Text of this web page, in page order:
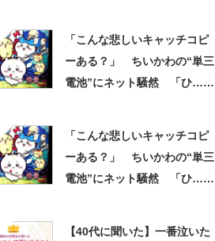
「こんな悲しいキャッチコピ
ーある？」 ちいかわの“単三
電池”にネット騒然 「ひ…人
「こんな悲しいキャッチコピ
ーある？」 ちいかわの“単三
電池”にネット騒然 「ひ…人
【40代に聞いた】一番泣いた